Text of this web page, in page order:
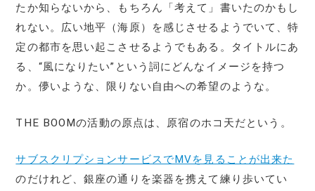
たか知らないから、もちろん「考えて」書いたのかもし
れない。広い地平（海原）を感じさせるようでいて、特
定の都市を思い起こさせるようでもある。タイトルにあ
る、“風になりたい”という詞にどんなイメージを持つ
か。儚いような、限りない自由への希望のような。
THE BOOMの活動の原点は、原宿のホコ天だという。
サブスクリプションサービスでMVを見ることが出来た
のだけれど、銀座の通りを楽器を携えて練り歩いてい